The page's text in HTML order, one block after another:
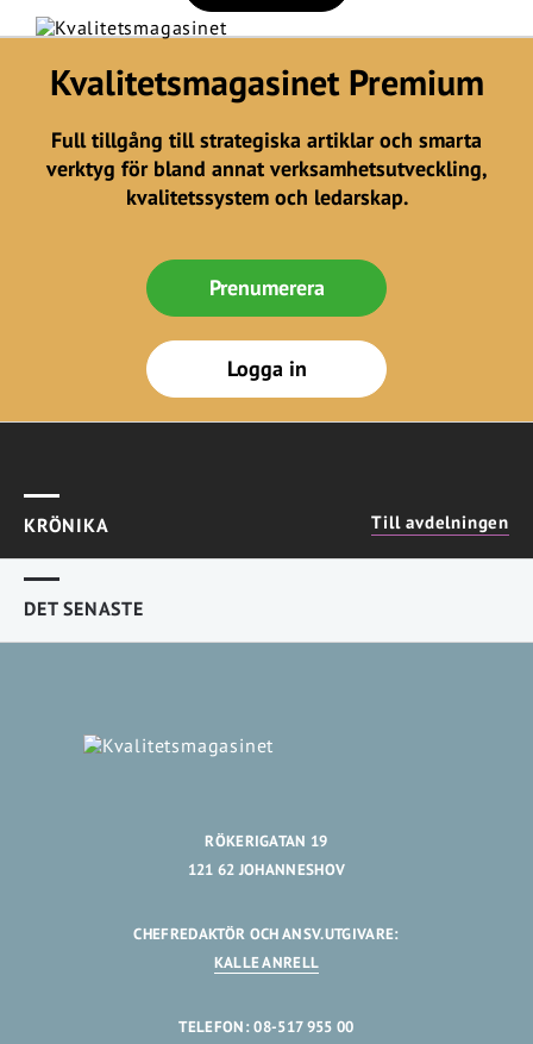
Kvalitetsmagasinet Premium
Full tillgång till strategiska artiklar och smarta
verktyg för bland annat verksamhetsutveckling,
kvalitetssystem och ledarskap.
Prenumerera
Logga in
KRÖNIKA Till avdelningen
DET SENASTE
RÖKERIGATAN 19
121 62 JOHANNESHOV
CHEFREDAKTÖR OCH ANSV.UTGIVARE:
KALLE ANRELL
TELEFON: 08-517 955 00